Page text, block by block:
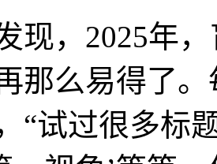
，2025年，
那么易得了
“试过很多标